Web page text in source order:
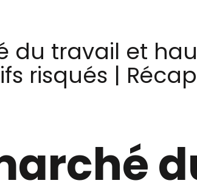
du travail et
risqués |